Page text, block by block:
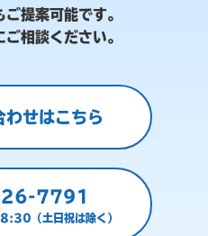
提案可能です。
相談ください。
わせはこちら
7791
（土日祝は除く）